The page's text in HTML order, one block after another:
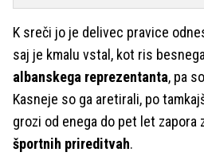
K sreči jo je delivec pravice
saj je kmalu vstal, kot ris
albanskega reprezentanta, pa
Kasneje so ga aretirali, po
grozi od enega do pet let zapora
športnih prireditvah.